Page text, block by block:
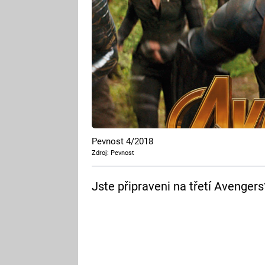
Pevnost 4/2018
Zdroj: Pevnost
Jste připraveni na třetí